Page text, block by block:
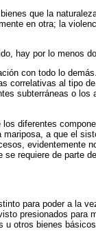
que la
en otra; la
hay por lo menos
con todo lo
al tipo
subterráneas o
diferentes
a que el
evidentemente
requiere de
para poder a la
presionados
otros bienes